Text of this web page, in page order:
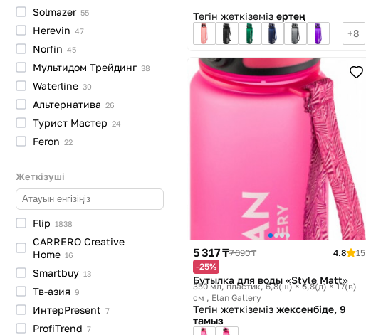
Solmazer 55
Herevin 47
Norfin 45
Мультидом Трейдинг 38
Waterline 30
Альтернатива 26
Турист Мастер 24
Feron 22
Жеткізуші
Flip 1838
CARRERO Creative
Home 16
Smartbuy 13
Тв-азия 9
ИнтерPresent 7
ProfiTrend 7
Тегін жеткіземіз ертең
8
5 317 ₸7 090 ₸ 4.8
15
-25%
Бутылка для воды «Style Matt»
350 мл, пластик, 6,8(ш) × 6,8(д) × 17(в)
см
Elan Gallery
Тегін жеткіземіз жексенбіде, 9
тамыз